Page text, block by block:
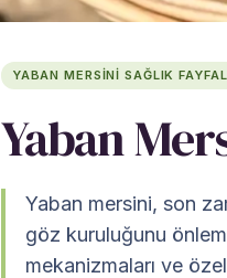
YABAN MERSINI SAĞLIK
Yaban
Yaban mersini, son
göz kuruluğunu
mekanizmaları ve